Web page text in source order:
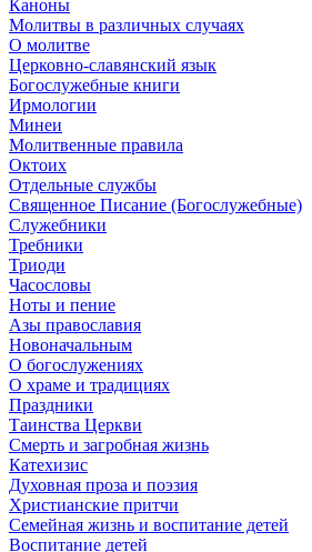
Каноны
Молитвы в различных случаях
О молитве
Церковно-славянский язык
Богослужебные книги
Ирмологии
Минеи
Молитвенные правила
Октоих
Отдельные службы
Священное Писание (Богослужебные)
Служебники
Требники
Триоди
Часословы
Ноты и пение
Азы православия
Новоначальным
О богослужениях
О храме и традициях
Праздники
Таинства Церкви
Смерть и загробная жизнь
Катехизис
Духовная проза и поэзия
Христианские притчи
Семейная жизнь и воспитание детей
Воспитание детей